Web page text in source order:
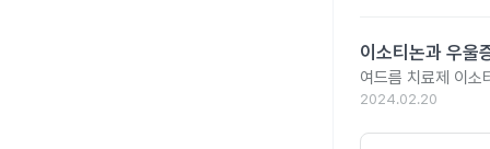
이소티논과 우울
여드름 치료제 이소
2024.02.20